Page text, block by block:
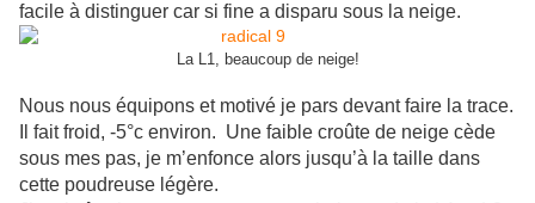
facile à distinguer car si fine a disparu sous la neige.
La L1, beaucoup de neige!
Nous nous équipons et motivé je pars devant faire la trace.
Il fait froid, -5°c environ. Une faible croûte de neige cède
sous mes pas, je m’enfonce alors jusqu’à la taille dans
cette poudreuse légère.